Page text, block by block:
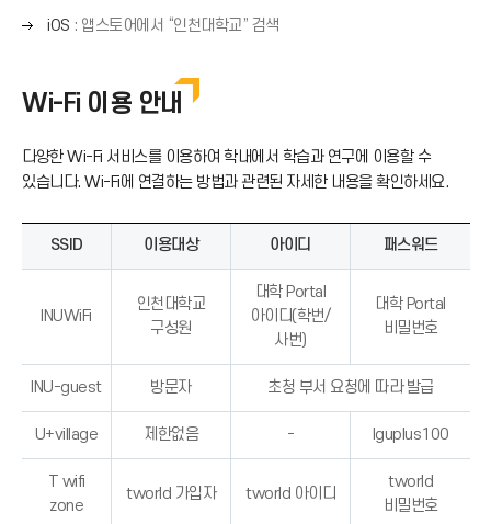
쪽
표
→
)
오
화
살
(
→
iOS : 앱스토어에서 “인천대학교” 검색
Wi-Fi 이용 안내
다양한 Wi-Fi 서비스를 이용하여 학내에서 학습과 연구에 이용할 수
있습니다. Wi-Fi에 연결하는 방법과 관련된 자세한 내용을 확인하세요.
SSID 이용대상 아이디 패스워드
INUWiFi
인천대학교
구성원
대학 Portal
아이디(학번/
사번)
대학 Portal
비밀번호
INU-guest 방문자 초청 부서 요청에 따라 발급
U+village 제한없음 - lguplus100
T wifi
zone
tworld 가입자 tworld 아이디
tworld
비밀번호